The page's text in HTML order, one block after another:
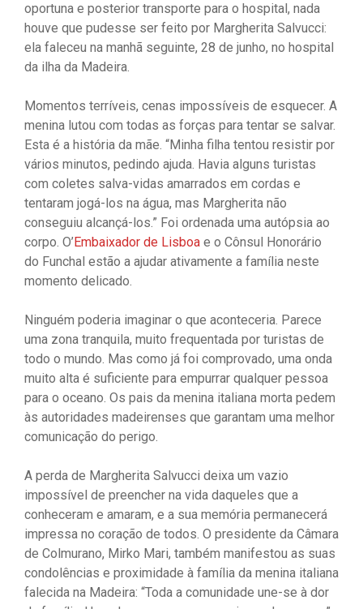
oportuna e posterior transporte para o hospital, nada
houve que pudesse ser feito por Margherita Salvucci:
ela faleceu na manhã seguinte, 28 de junho, no hospital
da ilha da Madeira.
Momentos terríveis, cenas impossíveis de esquecer. A
menina lutou com todas as forças para tentar se salvar.
Esta é a história da mãe. “Minha filha tentou resistir por
vários minutos, pedindo ajuda. Havia alguns turistas
com coletes salva-vidas amarrados em cordas e
tentaram jogá-los na água, mas Margherita não
conseguiu alcançá-los.” Foi ordenada uma autópsia ao
corpo. O’Embaixador de Lisboa e o Cônsul Honorário
do Funchal estão a ajudar ativamente a família neste
momento delicado.
Ninguém poderia imaginar o que aconteceria. Parece
uma zona tranquila, muito frequentada por turistas de
todo o mundo. Mas como já foi comprovado, uma onda
muito alta é suficiente para empurrar qualquer pessoa
para o oceano. Os pais da menina italiana morta pedem
às autoridades madeirenses que garantam uma melhor
comunicação do perigo.
A perda de Margherita Salvucci deixa um vazio
impossível de preencher na vida daqueles que a
conheceram e amaram, e a sua memória permanecerá
impressa no coração de todos. O presidente da Câmara
de Colmurano, Mirko Mari, também manifestou as suas
condolências e proximidade à família da menina italiana
falecida na Madeira: “Toda a comunidade une-se à dor